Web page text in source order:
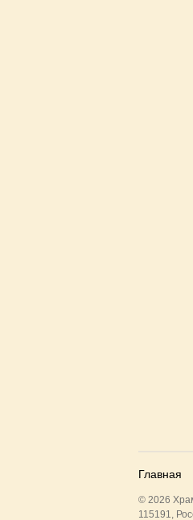
Главная
© 2026
115191,